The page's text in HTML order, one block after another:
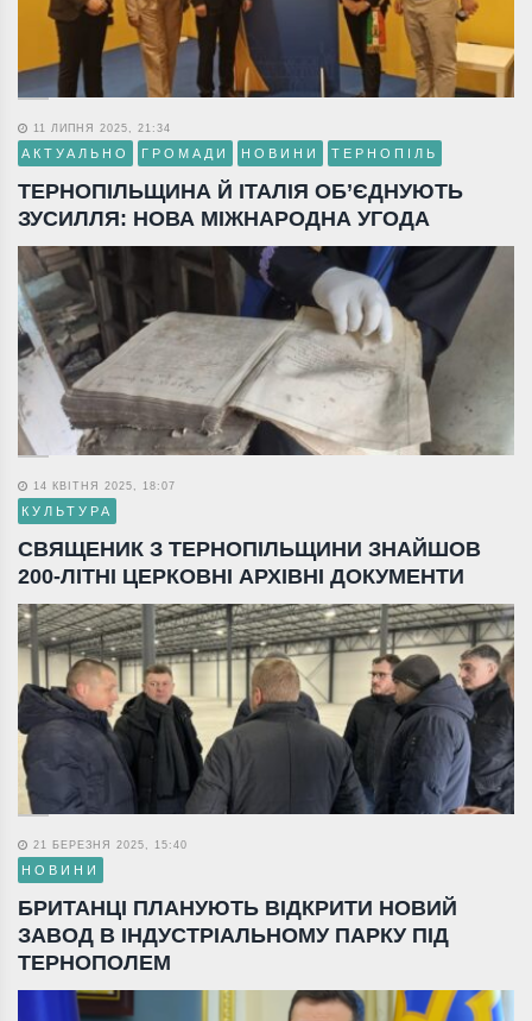
11 ЛИПНЯ 2025, 21:34
АКТУАЛЬНО ГРОМАДИ НОВИНИ ТЕРНОПІЛЬ
ТЕРНОПІЛЬЩИНА Й ІТАЛІЯ ОБ’ЄДНУЮТЬ
ЗУСИЛЛЯ: НОВА МІЖНАРОДНА УГОДА
14 КВІТНЯ 2025, 18:07
КУЛЬТУРА
СВЯЩЕНИК З ТЕРНОПІЛЬЩИНИ ЗНАЙШОВ
200-ЛІТНІ ЦЕРКОВНІ АРХІВНІ ДОКУМЕНТИ
21 БЕРЕЗНЯ 2025, 15:40
НОВИНИ
БРИТАНЦІ ПЛАНУЮТЬ ВІДКРИТИ НОВИЙ
ЗАВОД В ІНДУСТРІАЛЬНОМУ ПАРКУ ПІД
ТЕРНОПОЛЕМ